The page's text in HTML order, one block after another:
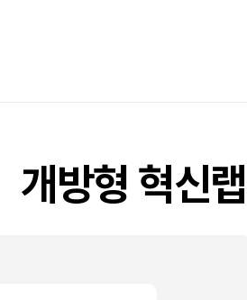
개방형 혁신랩